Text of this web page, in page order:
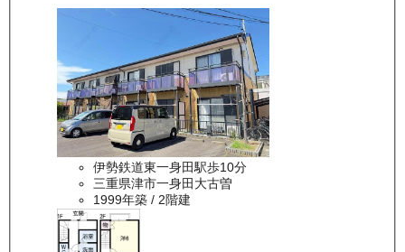
伊勢鉄道東一身田駅歩10分
三重県津市一身田大古曽
1999年築/ 2階建